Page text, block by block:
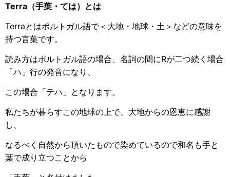
Terra（手葉・ては）とは
Terraとはポルトガル語で＜大地・地球・土＞などの意味を
持つ言葉です。
読み方はポルトガル語の場合、名詞の間にRが二つ続く場合
「ハ」行の発音になり、
この場合「テハ」となります。
私たちが暮らすこの地球の上で、大地からの恩恵に感謝
し
なるべく自然から頂いたもので染めているので和名も手と
葉で成り立つことから